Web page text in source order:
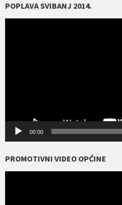
POPLAVA SVIBANJ 2014.
00:00
PROMOTIVNI VIDEO OPĆINE